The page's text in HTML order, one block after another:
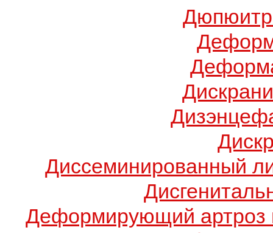
Диссеминированный
Деформирующий артроз